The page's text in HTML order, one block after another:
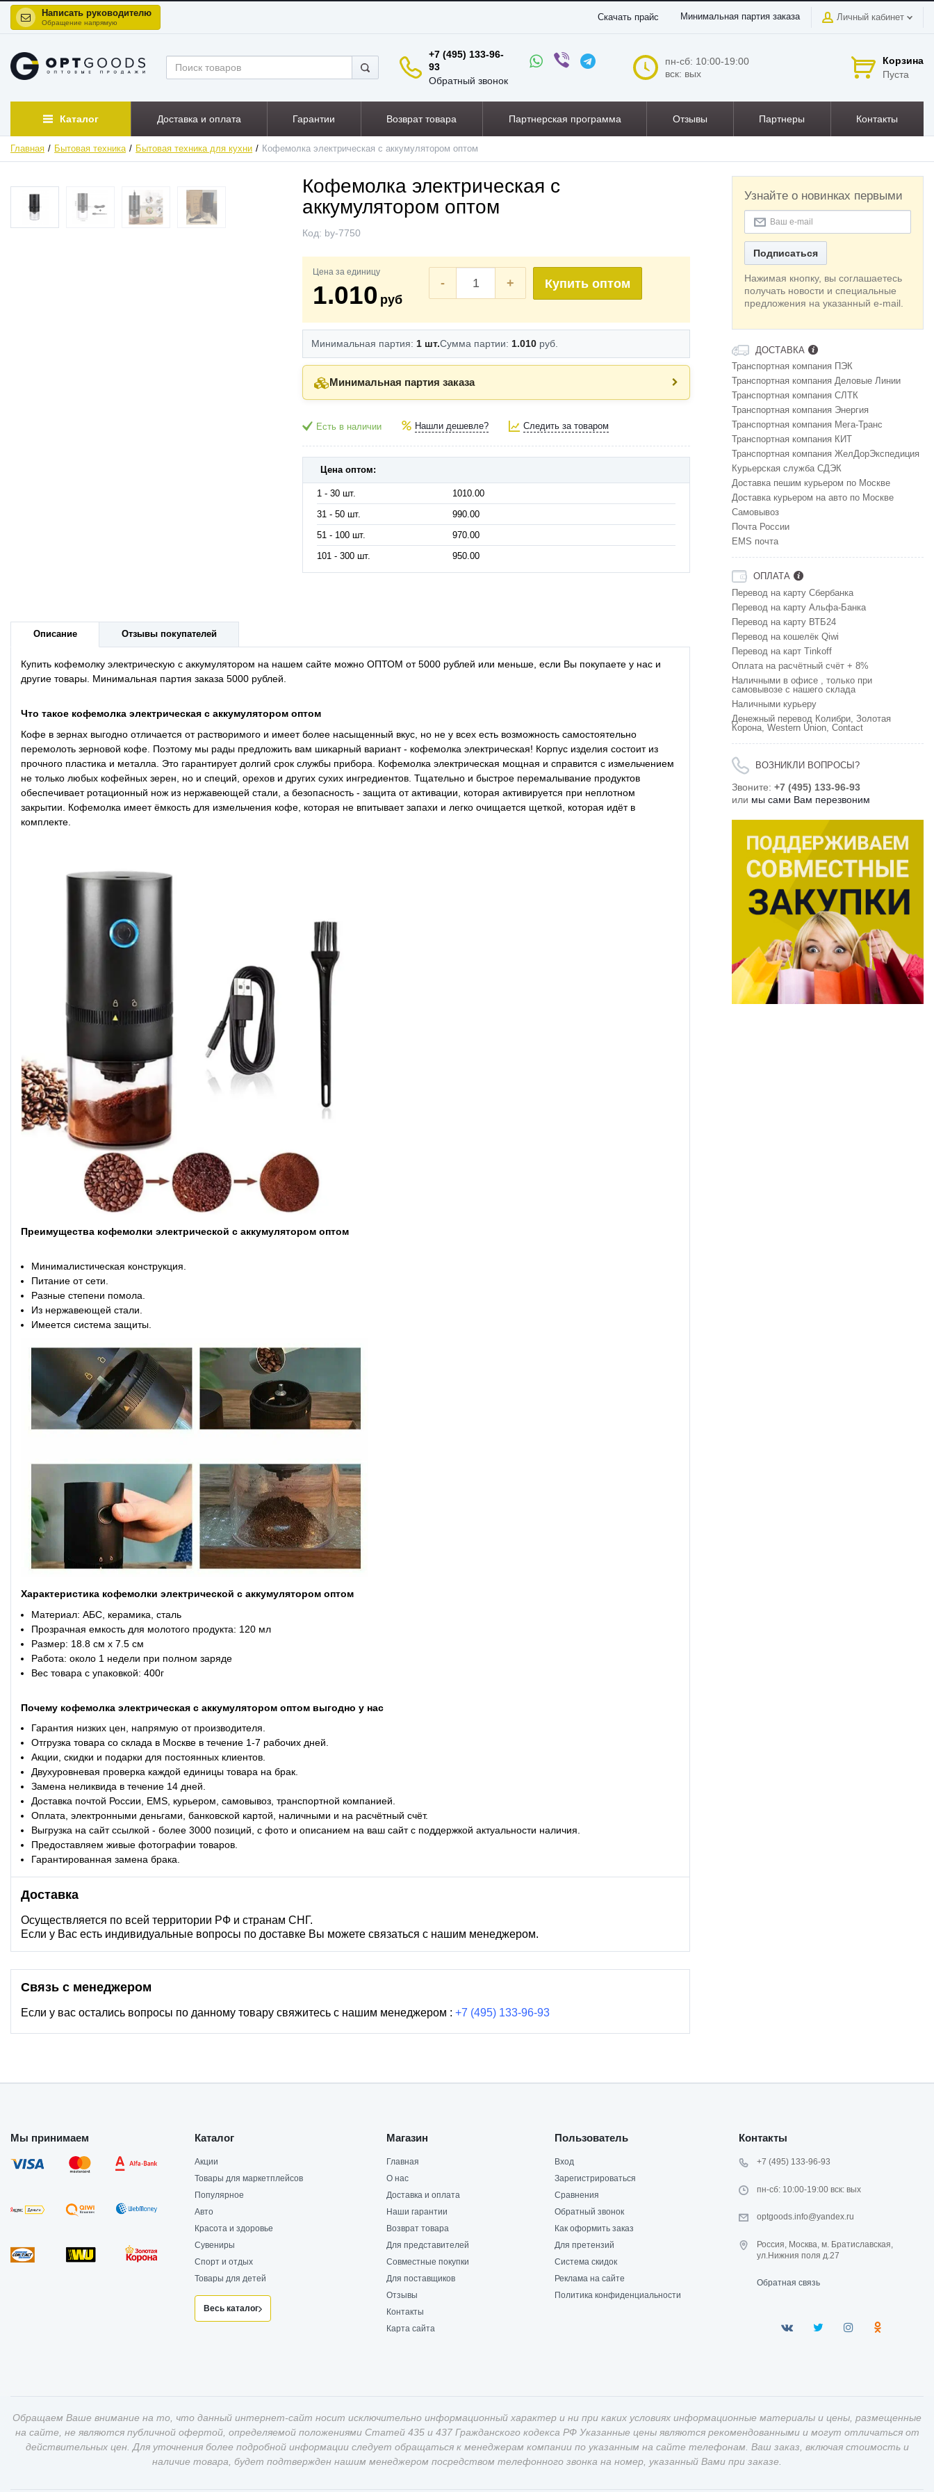
Написать руководителю
Обращение напрямую
Скачать прайс Минимальная партия заказа Личный кабинет
+7 (495) 133-96-
93
Обратный звонок
пн-сб: 10:00-19:00
вск: вых
Корзина
Пуста
Каталог Доставка и оплата Гарантии Возврат товара Партнерская программа Отзывы Партнеры Контакты
Главная Бытовая техника Бытовая техника для кухни Кофемолка электрическая с аккумулятором оптом
ХИТ
НОВИНКА
Кофемолка электрическая с
аккумулятором оптом
Код: by-7750
Цена за единицу
1.010 руб
- + Купить оптом
Минимальная партия: 1 шт.Сумма партии: 1.010 руб.
Минимальная партия заказа
Есть в наличии Нашли дешевле? Следить за товаром
Цена оптом:
1 - 30 шт.
1010.00
31 - 50 шт.
990.00
51 - 100 шт.
970.00
101 - 300 шт.
950.00
Описание Отзывы покупателей
Купить кофемолку электрическую с аккумулятором на нашем сайте можно ОПТОМ от 5000 рублей или меньше, если Вы покупаете у нас и
другие товары. Минимальная партия заказа 5000 рублей.
Что такое кофемолка электрическая с аккумулятором оптом
Кофе в зернах выгодно отличается от растворимого и имеет более насыщенный вкус, но не у всех есть возможность самостоятельно
перемолоть зерновой кофе. Поэтому мы рады предложить вам шикарный вариант - кофемолка электрическая! Корпус изделия состоит из
прочного пластика и металла. Это гарантирует долгий срок службы прибора. Кофемолка электрическая мощная и справится с измельчением
не только любых кофейных зерен, но и специй, орехов и других сухих ингредиентов. Тщательно и быстрое перемалывание продуктов
обеспечивает ротационный нож из нержавеющей стали, а безопасность - защита от активации, которая активируется при неплотном
закрытии. Кофемолка имеет ёмкость для измельчения кофе, которая не впитывает запахи и легко очищается щеткой, которая идёт в
комплекте.
Преимущества кофемолки электрической с аккумулятором оптом
Минималистическая конструкция.
Питание от сети.
Разные степени помола.
Из нержавеющей стали.
Имеется система защиты.
Характеристика кофемолки электрической с аккумулятором оптом
Материал: АБС, керамика, сталь
Прозрачная емкость для молотого продукта: 120 мл
Размер: 18.8 см х 7.5 см
Работа: около 1 недели при полном заряде
Вес товара с упаковкой: 400г
Почему кофемолка электрическая с аккумулятором оптом выгодно у нас
Гарантия низких цен, напрямую от производителя.
Отгрузка товара со склада в Москве в течение 1-7 рабочих дней.
Акции, скидки и подарки для постоянных клиентов.
Двухуровневая проверка каждой единицы товара на брак.
Замена неликвида в течение 14 дней.
Доставка почтой России, EMS, курьером, самовывоз, транспортной компанией.
Оплата, электронными деньгами, банковской картой, наличными и на расчётный счёт.
Выгрузка на сайт ссылкой - более 3000 позиций, с фото и описанием на ваш сайт с поддержкой актуальности наличия.
Предоставляем живые фотографии товаров.
Гарантированная замена брака.
Доставка
Осуществляется по всей территории РФ и странам СНГ.
Если у Вас есть индивидуальные вопросы по доставке Вы можете связаться с нашим менеджером.
Связь с менеджером
Если у вас остались вопросы по данному товару свяжитесь с нашим менеджером : +7 (495) 133-96-93
Узнайте о новинках первыми
Подписаться
Нажимая кнопку, вы соглашаетесь
получать новости и специальные
предложения на указанный e-mail.
ДОСТАВКА
Транспортная компания ПЭК
Транспортная компания Деловые Линии
Транспортная компания СЛТК
Транспортная компания Энергия
Транспортная компания Мега-Транс
Транспортная компания КИТ
Транспортная компания ЖелДорЭкспедиция
Курьерская служба СДЭК
Доставка пешим курьером по Москве
Доставка курьером на авто по Москве
Самовывоз
Почта России
EMS почта
ОПЛАТА
Перевод на карту Сбербанка
Перевод на карту Альфа-Банка
Перевод на карту ВТБ24
Перевод на кошелёк Qiwi
Перевод на карт Tinkoff
Оплата на расчётный счёт + 8%
Наличными в офисе , только при
самовывозе с нашего склада
Наличными курьеру
Денежный перевод Колибри, Золотая
Корона, Western Union, Contact
ВОЗНИКЛИ ВОПРОСЫ?
Звоните: +7 (495) 133-96-93
или мы сами Вам перезвоним
Мы принимаем Каталог
Акции
Товары для маркетплейсов
Популярное
Авто
Красота и здоровье
Сувениры
Спорт и отдых
Товары для детей
Весь каталог
Магазин
Главная
О нас
Доставка и оплата
Наши гарантии
Возврат товара
Для представителей
Совместные покупки
Для поставщиков
Отзывы
Контакты
Карта сайта
Пользователь
Вход
Зарегистрироваться
Сравнения
Обратный звонок
Как оформить заказ
Для претензий
Система скидок
Реклама на сайте
Политика конфиденциальности
Контакты
+7 (495) 133-96-93
пн-сб: 10:00-19:00 вск: вых
optgoods.info@yandex.ru
Россия, Москва, м. Братиславская,
ул.Нижния поля д.27
Обратная связь
Обращаем Ваше внимание на то, что данный интернет-сайт носит исключительно информационный характер и ни при каких условиях информационные материалы и цены, размещенные
на сайте, не являются публичной офертой, определяемой положениями Статей 435 и 437 Гражданского кодекса РФ Указанные цены являются рекомендованными и могут отличаться от
действительных цен. Для уточнения более подробной информации следует обращаться к менеджерам компании по указанным на сайте телефонам. Ваш заказ, включая стоимость и
наличие товара, будет подтвержден нашим менеджером посредством телефонного звонка на номер, указанный Вами при заказе.